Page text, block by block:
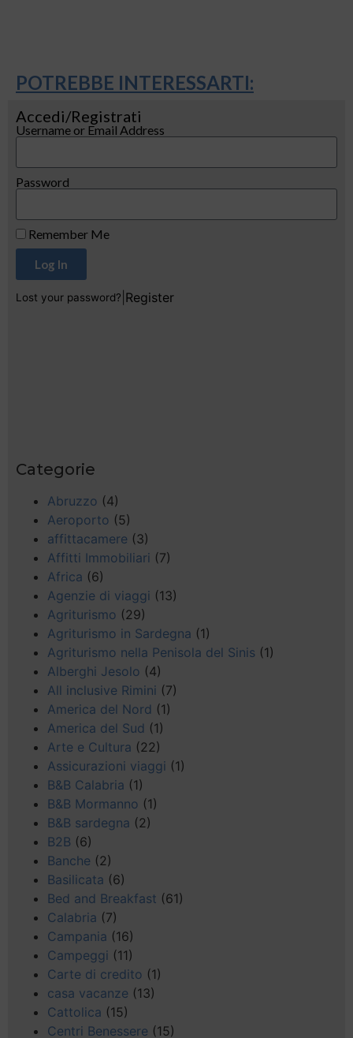
POTREBBE INTERESSARTI:
Accedi/Registrati
Username or Email Address
Password
Remember Me
Log In
Lost your password? Register
Categorie
Abruzzo (4)
Aeroporto (5)
affittacamere (3)
Affitti Immobiliari (7)
Africa (6)
Agenzie di viaggi (13)
Agriturismo (29)
Agriturismo in Sardegna (1)
Agriturismo nella Penisola del Sinis (1)
Alberghi Jesolo (4)
All inclusive Rimini (7)
America del Nord (1)
America del Sud (1)
Arte e Cultura (22)
Assicurazioni viaggi (1)
B&B Calabria (1)
B&B Mormanno (1)
B&B sardegna (2)
B2B (6)
Banche (2)
Basilicata (6)
Bed and Breakfast (61)
Calabria (7)
Campania (16)
Campeggi (11)
Carte di credito (1)
casa vacanze (13)
Cattolica (15)
Centri Benessere (15)